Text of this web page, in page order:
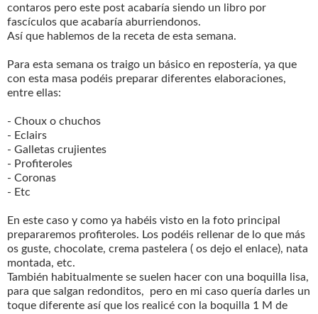
contaros pero este post acabaría siendo un libro por
fascículos que acabaría aburriendonos.
Así que hablemos de la receta de esta semana.
Para esta semana os traigo un básico en repostería, ya que
con esta masa podéis preparar diferentes elaboraciones,
entre ellas:
- Choux o chuchos
- Eclairs
- Galletas crujientes
- Profiteroles
- Coronas
- Etc
En este caso y como ya habéis visto en la foto principal
prepararemos profiteroles. Los podéis rellenar de lo que más
os guste, chocolate, crema pastelera ( os dejo el enlace), nata
montada, etc.
También habitualmente se suelen hacer con una boquilla lisa,
para que salgan redonditos, pero en mi caso quería darles un
toque diferente así que los realicé con la boquilla 1 M de